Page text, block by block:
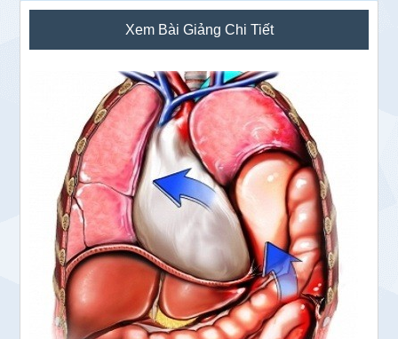
Sidebar
chính
Xem Bài Giảng Chi Tiết